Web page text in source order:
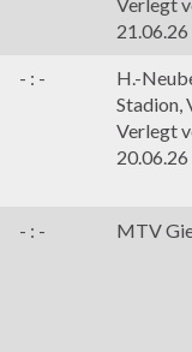
21.06.26
- : -
H.-
Stadion,
Verlegt
20.06.26
- : - MTV